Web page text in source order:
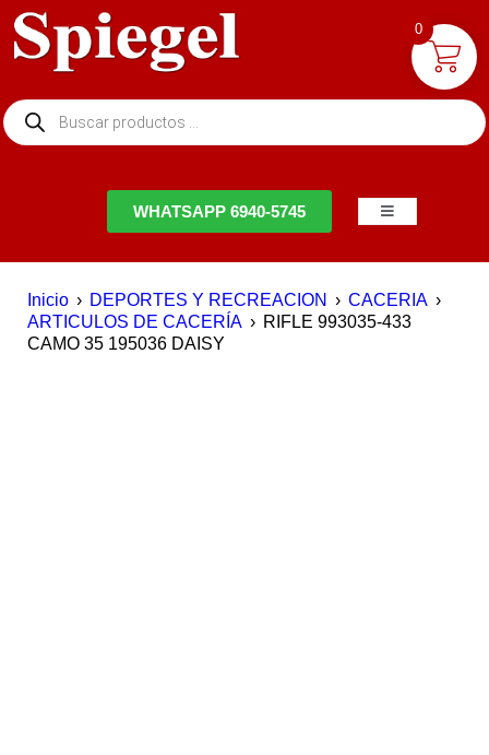
WHATSAPP 6940-5745
Inicio › DEPORTES Y RECREACION › CACERIA ›
ARTICULOS DE CACERÍA › RIFLE 993035-433
CAMO 35 195036 DAISY
0